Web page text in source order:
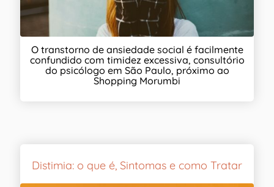
O transtorno de ansiedade social é facilmente
confundido com timidez excessiva, consultório
do psicólogo em São Paulo, próximo ao
Shopping Morumbi
Distimia: o que é, Sintomas e como Tratar